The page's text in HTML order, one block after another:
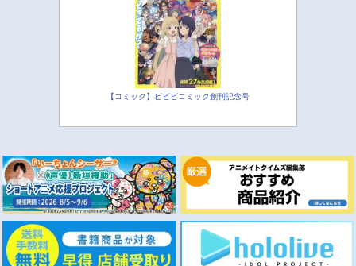
【コミック】ビビビコミック創刊記念号